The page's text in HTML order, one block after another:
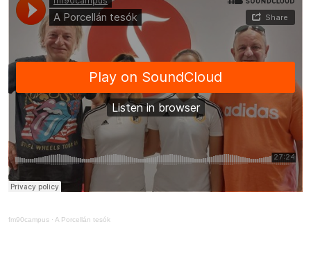
fm90campus · A Porcellán tesók